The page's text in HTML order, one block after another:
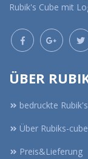
Rubik's Cube mit
ÜBER
bedruckte
Über Rubiks-
Preis&Lieferung